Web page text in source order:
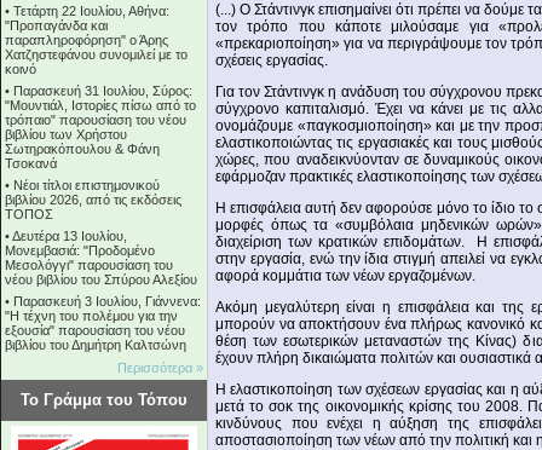
• Τετάρτη 22 Ιουλίου, Αθήνα:
"Προπαγάνδα και
παραπληροφόρηση" ο Άρης
Χατζηστεφάνου συνομιλεί με το
κοινό
• Παρασκευή 31 Ιουλίου, Σύρος:
"Μουντιάλ, Ιστορίες πίσω από το
τρόπαιο" παρουσίαση του νέου
βιβλίου των Χρήστου
Σωτηρακόπουλου & Φάνη
Τσοκανά
• Νέοι τίτλοι επιστημονικού
βιβλίου 2026, από τις εκδόσεις
ΤΟΠΟΣ
•Δευτέρα 13 Ιουλίου,
Μονεμβασιά: "Προδομένο
Μεσολόγγι" παρουσίαση του
νέου βιβλίου του Σπύρου Αλεξίου
• Παρασκευή 3 Ιουλίου, Γιάννενα:
"Η τέχνη του πολέμου για την
εξουσία" παρουσίαση του νέου
βιβλίου του Δημήτρη Καλτσώνη
Περισσότερα »
Το Γράμμα του Τόπου
(...) Ο Στάντινγκ επισημαίνει ότι πρέπει να δούμε
τον τρόπο που κάποτε μιλούσαμε για
«πρεκαριοποίηση» για να περιγράψουμε τον
σχέσεις εργασίας.
Για τον Στάντινγκ η ανάδυση του σύγχρονου
σύγχρονο καπιταλισμό. Έχει να κάνει με τις
ονομάζουμε «παγκοσμιοποίηση» και με την
ελαστικοποιώντας τις εργασιακές και τους
χώρες, που αναδεικνύονταν σε δυναμικούς
εφάρμοζαν πρακτικές ελαστικοποίησης των
Η επισφάλεια αυτή δεν αφορούσε μόνο το ίδιο
μορφές όπως τα «συμβόλαια μηδενικών ωρών»
διαχείριση των κρατικών επιδομάτων. Η
στην εργασία, ενώ την ίδια στιγμή απειλεί να
αφορά κομμάτια των νέων εργαζομένων.
Ακόμη μεγαλύτερη είναι η επισφάλεια και της
μπορούν να αποκτήσουν ένα πλήρως κανονικό
θέση των εσωτερικών μεταναστών της Κίνας)
έχουν πλήρη δικαιώματα πολιτών και
Η ελαστικοποίηση των σχέσεων εργασίας και η
μετά το σοκ της οικονομικής κρίσης του 2008.
κινδύνους που ενέχει η αύξηση της
αποστασιοποίηση των νέων από την πολιτική